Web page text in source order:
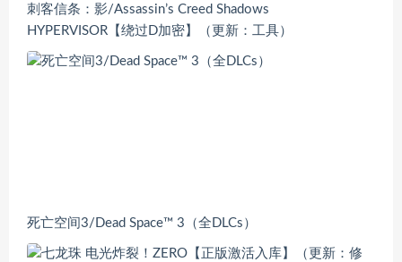
刺客信条：影/Assassin’s Creed Shadows
HYPERVISOR【绕过D加密】（更新：工具）
死亡空间3/Dead Space™ 3（全DLCs）